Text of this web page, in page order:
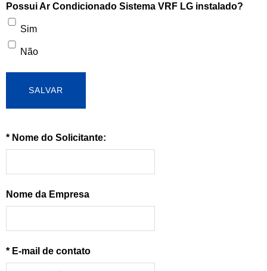
Possui Ar Condicionado Sistema VRF LG instalado?
Sim
Não
SALVAR
* Nome do Solicitante:
Nome da Empresa
* E-mail de contato